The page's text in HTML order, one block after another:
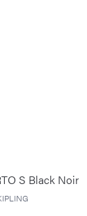
S Black Noir